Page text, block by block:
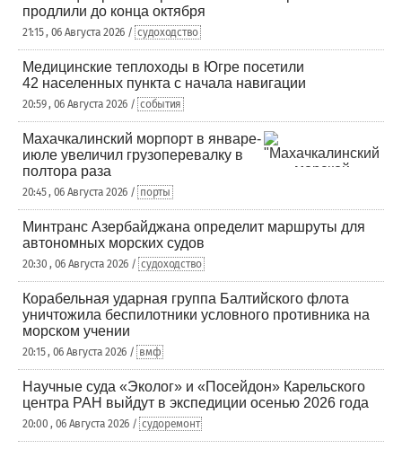
продлили до конца октября
21:15 , 06 Августа 2026 / судоходство
Медицинские теплоходы в Югре посетили
42 населенных пункта с начала навигации
20:59 , 06 Августа 2026 / события
Махачкалинский морпорт в январе-
июле увеличил грузоперевалку в
полтора раза
20:45 , 06 Августа 2026 / порты
Минтранс Азербайджана определит маршруты для
автономных морских судов
20:30 , 06 Августа 2026 / судоходство
Корабельная ударная группа Балтийского флота
уничтожила беспилотники условного противника на
морском учении
20:15 , 06 Августа 2026 / вмф
Научные суда «Эколог» и «Посейдон» Карельского
центра РАН выйдут в экспедиции осенью 2026 года
20:00 , 06 Августа 2026 / судоремонт